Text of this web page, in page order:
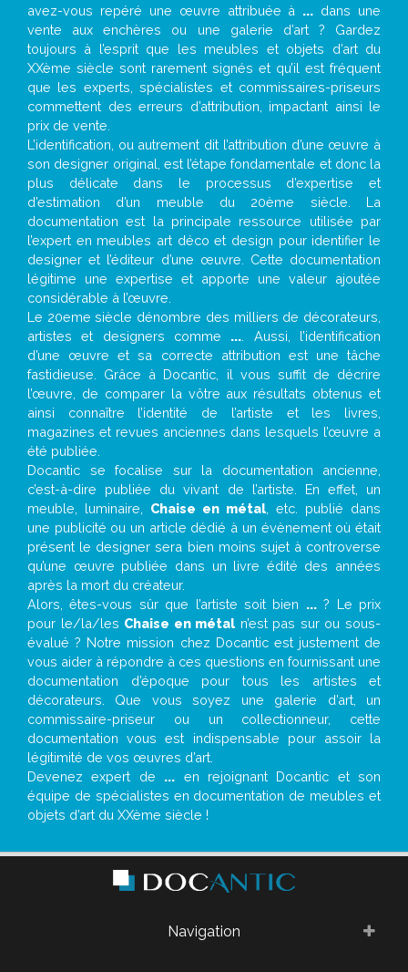
avez-vous repéré une œuvre attribuée à ... dans une
vente aux enchères ou une galerie d’art ? Gardez
toujours à l’esprit que les meubles et objets d’art du
XXème siècle sont rarement signés et qu’il est fréquent
que les experts, spécialistes et commissaires-priseurs
commettent des erreurs d’attribution, impactant ainsi le
prix de vente.
L’identification, ou autrement dit l’attribution d’une œuvre à
son designer original, est l’étape fondamentale et donc la
plus délicate dans le processus d’expertise et
d’estimation d’un meuble du 20ème siècle. La
documentation est la principale ressource utilisée par
l’expert en meubles art déco et design pour identifier le
designer et l’éditeur d’une œuvre. Cette documentation
légitime une expertise et apporte une valeur ajoutée
considérable à l’œuvre.
Le 20eme siècle dénombre des milliers de décorateurs,
artistes et designers comme ... . Aussi, l’identification
d’une œuvre et sa correcte attribution est une tâche
fastidieuse. Grâce à Docantic, il vous suffit de décrire
l’œuvre, de comparer la vôtre aux résultats obtenus et
ainsi connaître l’identité de l’artiste et les livres,
magazines et revues anciennes dans lesquels l’œuvre a
été publiée.
Docantic se focalise sur la documentation ancienne,
c’est-à-dire publiée du vivant de l’artiste. En effet, un
meuble, luminaire, Chaise en métal , etc. publié dans
une publicité ou un article dédié à un évènement où était
présent le designer sera bien moins sujet à controverse
qu’une œuvre publiée dans un livre édité des années
après la mort du créateur.
Alors, êtes-vous sûr que l’artiste soit bien ...? Le prix
pour le/la/les Chaise en métal n’est pas sur ou sous-
évalué ? Notre mission chez Docantic est justement de
vous aider à répondre à ces questions en fournissant une
documentation d’époque pour tous les artistes et
décorateurs. Que vous soyez une galerie d’art, un
commissaire-priseur ou un collectionneur, cette
documentation vous est indispensable pour assoir la
légitimité de vos œuvres d’art.
Devenez expert de ... en rejoignant Docantic et son
équipe de spécialistes en documentation de meubles et
objets d’art du XXème siècle !
Navigation